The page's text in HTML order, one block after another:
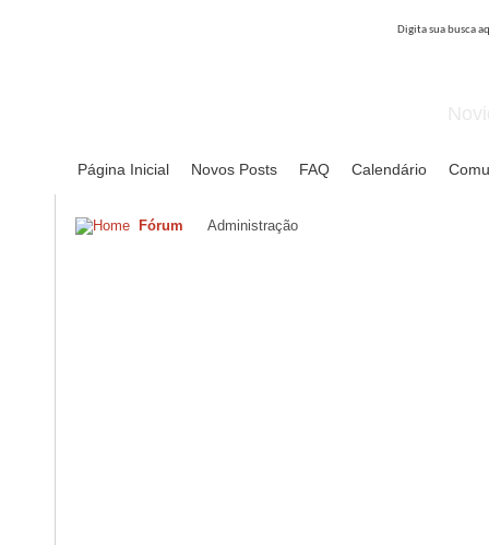
Página Inicial Novos Posts FAQ Calendário
Fórum Administração